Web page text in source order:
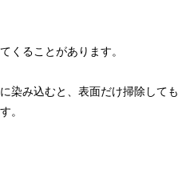
くることがあります。
染み込むと、表面だけ掃除しても
。